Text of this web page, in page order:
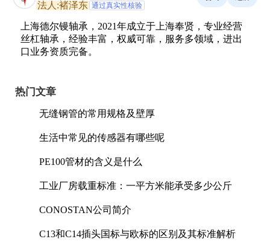
法人:褚泽东 通过真实性核验
上海德尔镘轴承，2021年成立于上海奉贤，专业经营
丝杠轴承，经验丰富，权威可靠，服务多领域，进出
口业务资质完备。
热门文章
无缝钢管的常用规格及壁厚
生活中常见的传感器有哪些呢
PE100管材的含义是什么
工业厂房载重标准：一平方米能承受多少公斤
CONOSTAN公司简介
C13和C14插头国标与欧标的区别及其标准解析